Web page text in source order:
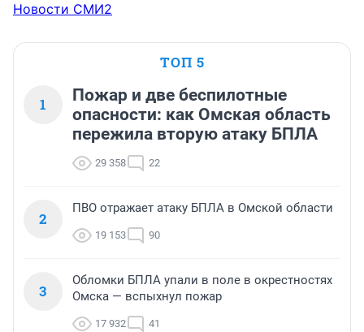
Новости СМИ2
ТОП 5
1
Пожар и две беспилотные
опасности: как Омская область
пережила вторую атаку БПЛА
29 358 22
2
ПВО отражает атаку БПЛА в Омской области
19 153 90
3
Обломки БПЛА упали в поле в окрестностях
Омска — вспыхнул пожар
17 932 41